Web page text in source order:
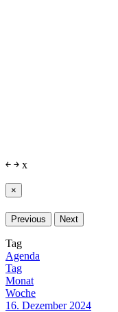
￩ ￫ x
×
Previous Next
Tag
Agenda
Tag
Monat
Woche
16. Dezember 2024